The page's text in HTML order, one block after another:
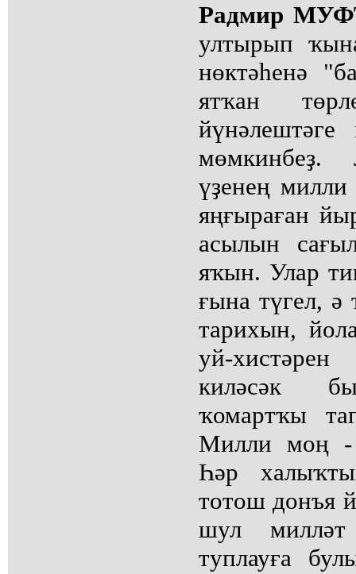
Радмир
ултырып
нөктәһенә
ятҡан
үҙенең милли
яңғыраған
асылын
яҡын. Улар
ғына түгел,
тарихын,
уй-
киләсәк
ҡомартҡы
Милли моң
Һәр
тотош донъя
шул милләт
туплауға